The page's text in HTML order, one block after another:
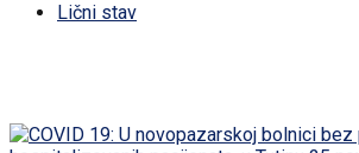
Lični stav